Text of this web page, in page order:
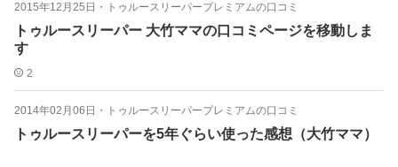
2015年12月25日 ・ トゥルースリーパープレミアムの口コミ
トゥルースリーパー 大竹ママの口コミページを移動しま
す
2
2014年02月06日 ・ トゥルースリーパープレミアムの口コミ
トゥルースリーパーを5年ぐらい使った感想（大竹ママ）